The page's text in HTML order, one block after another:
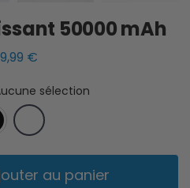
50000 mAh
€
sélection
au panier